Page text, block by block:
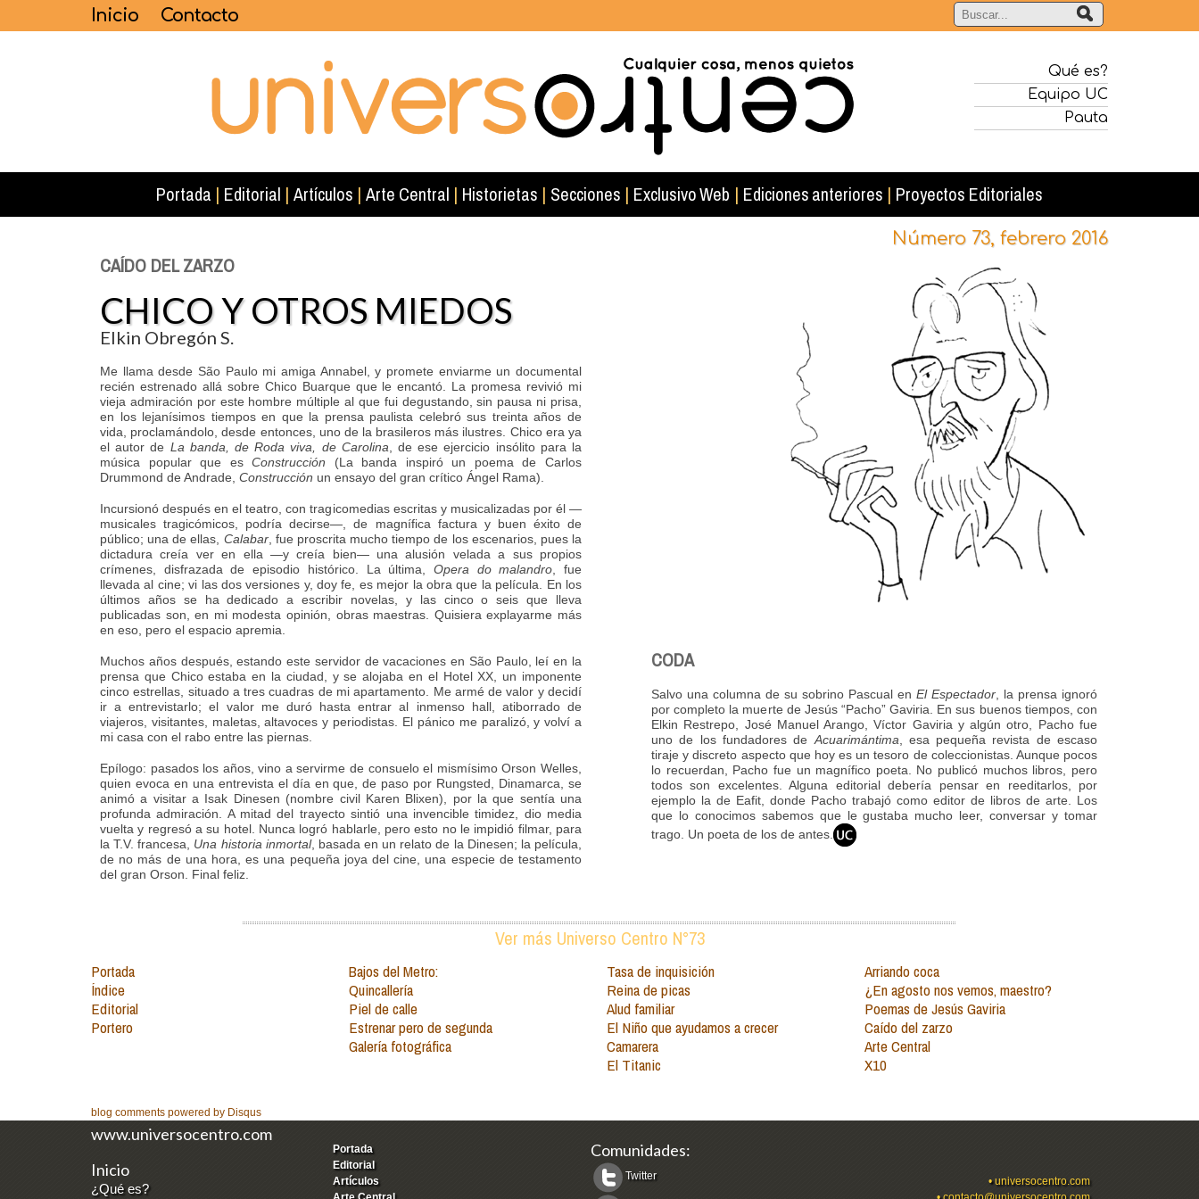
Inicio Contacto
Qué es?
Equipo UC
Pauta
Portada | Editorial | Artículos | Arte Central | Historietas | Secciones | Exclusivo Web | Ediciones anteriores | Proyectos Editoriales
Número 73, febrero 2016
CAÍDO DEL ZARZO
CHICO Y OTROS MIEDOS
Elkin Obregón S.
Me llama desde São Paulo mi amiga Annabel, y promete enviarme un documental
recién estrenado allá sobre Chico Buarque que le encantó. La promesa revivió mi
vieja admiración por este hombre múltiple al que fui degustando, sin pausa ni prisa,
en los lejanísimos tiempos en que la prensa paulista celebró sus treinta años de
vida, proclamándolo, desde entonces, uno de la brasileros más ilustres. Chico era ya
el autor de La banda, de Roda viva, de Carolina , de ese ejercicio insólito para la
música popular que esConstrucción (La banda inspiró un poema de Carlos
Drummond de Andrade, Construcción un ensayo del gran crítico Ángel Rama).
Incursionó después en el teatro, con tragicomedias escritas y musicalizadas por él —
musicales tragicómicos, podría decirse—, de magnífica factura y buen éxito de
público; una de ellas, Calabar, fue proscrita mucho tiempo de los escenarios, pues la
dictadura creía ver en ella —y creía bien— una alusión velada a sus propios
crímenes, disfrazada de episodio histórico. La última, Opera do malandro , fue
llevada al cine; vi las dos versiones y, doy fe, es mejor la obra que la película. En los
últimos años se ha dedicado a escribir novelas, y las cinco o seis que lleva
publicadas son, en mi modesta opinión, obras maestras. Quisiera explayarme más
en eso, pero el espacio apremia.
Muchos años después, estando este servidor de vacaciones en São Paulo, leí en la
prensa que Chico estaba en la ciudad, y se alojaba en el Hotel XX, un imponente
cinco estrellas, situado a tres cuadras de mi apartamento. Me armé de valor y decidí
ir a entrevistarlo; el valor me duró hasta entrar al inmenso hall, atiborrado de
viajeros, visitantes, maletas, altavoces y periodistas. El pánico me paralizó, y volví a
mi casa con el rabo entre las piernas.
Epílogo: pasados los años, vino a servirme de consuelo el mismísimo Orson Welles,
quien evoca en una entrevista el día en que, de paso por Rungsted, Dinamarca, se
animó a visitar a Isak Dinesen (nombre civil Karen Blixen), por la que sentía una
profunda admiración. A mitad del trayecto sintió una invencible timidez, dio media
vuelta y regresó a su hotel. Nunca logró hablarle, pero esto no le impidió filmar, para
la T.V. francesa, Una historia inmortal, basada en un relato de la Dinesen; la película,
de no más de una hora, es una pequeña joya del cine, una especie de testamento
del gran Orson. Final feliz.
CODA
Salvo una columna de su sobrino Pascual en El Espectador , la prensa ignoró
por completo la muerte de Jesús “Pacho” Gaviria. En sus buenos tiempos, con
Elkin Restrepo, José Manuel Arango, Víctor Gaviria y algún otro, Pacho fue
uno de los fundadores de Acuarimántima , esa pequeña revista de escaso
tiraje y discreto aspecto que hoy es un tesoro de coleccionistas. Aunque pocos
lo recuerdan, Pacho fue un magnífico poeta. No publicó muchos libros, pero
todos son excelentes. Alguna editorial debería pensar en reeditarlos, por
ejemplo la de Eafit, donde Pacho trabajó como editor de libros de arte. Los
que lo conocimos sabemos que le gustaba mucho leer, conversar y tomar
trago. Un poeta de los de antes.
Ver más Universo Centro N°73
Portada
Índice
Editorial
Portero
Bajos del Metro:
Quincallería
Piel de calle
Estrenar pero de segunda
Galería fotográfica
Tasa de inquisición
Reina de picas
Alud familiar
El Niño que ayudamos a crecer
Camarera
El Titanic
Arriando coca
¿En agosto nos vemos, maestro?
Poemas de Jesús Gaviria
Caído del zarzo
Arte Central
X10
blog comments powered by Disqus
www.universocentro.com
Inicio
¿Qué es?
Portada
Editorial
Artículos
Comunidades:
Twitter •universocentro.com